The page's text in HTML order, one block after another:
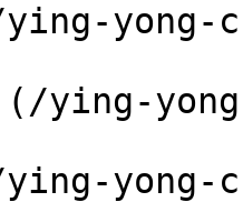
yong-
ying-
yong-